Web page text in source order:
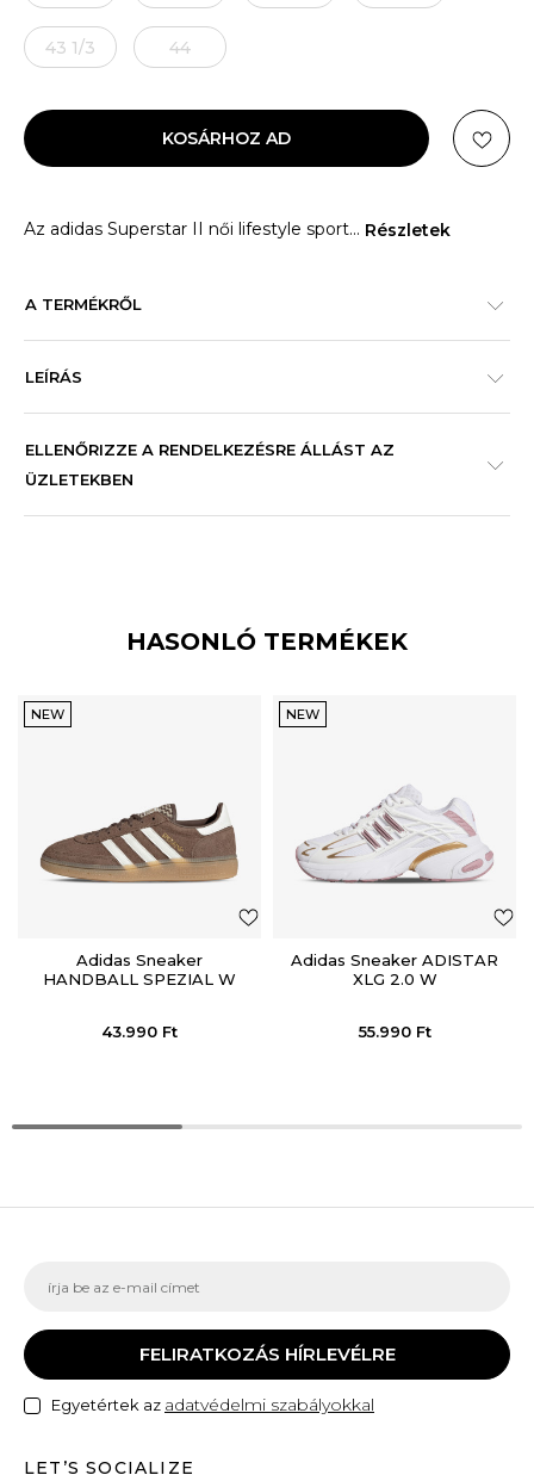
43 1/3 44
KOSÁRHOZ AD
Az adidas Superstar II női lifestyle sport... Részletek
A TERMÉKRŐL
LEÍRÁS
ELLENŐRIZZE A RENDELKEZÉSRE ÁLLÁST AZ
ÜZLETEKBEN
HASONLÓ TERMÉKEK
NEW
Adidas Sneaker
HANDBALL SPEZIAL W
43.990 Ft
NEW
Adidas Sneaker ADISTAR
XLG 2.0 W
55.990 Ft
FELIRATKOZÁS HÍRLEVÉLRE
Egyetértek az adatvédelmi szabályokkal
LET’S SOCIALIZE